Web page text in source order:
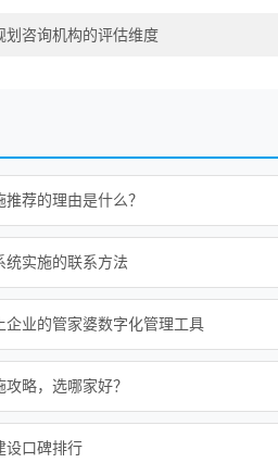
划咨询机构的评估维度
荐的理由是什么？
统实施的联系方法
企业的管家婆数字化管理工具
略，选哪家好？
设口碑排行